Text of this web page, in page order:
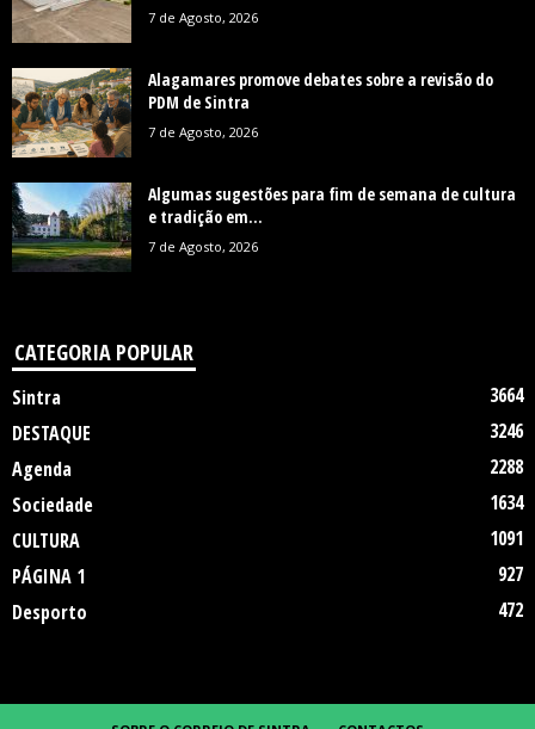
7 de Agosto, 2026
Alagamares promove debates sobre a revisão do
PDM de Sintra
7 de Agosto, 2026
Algumas sugestões para fim de semana de cultura
e tradição em...
7 de Agosto, 2026
CATEGORIA POPULAR
Sintra
3664
DESTAQUE
3246
Agenda
2288
Sociedade
1634
CULTURA
1091
PÁGINA 1
927
Desporto
472